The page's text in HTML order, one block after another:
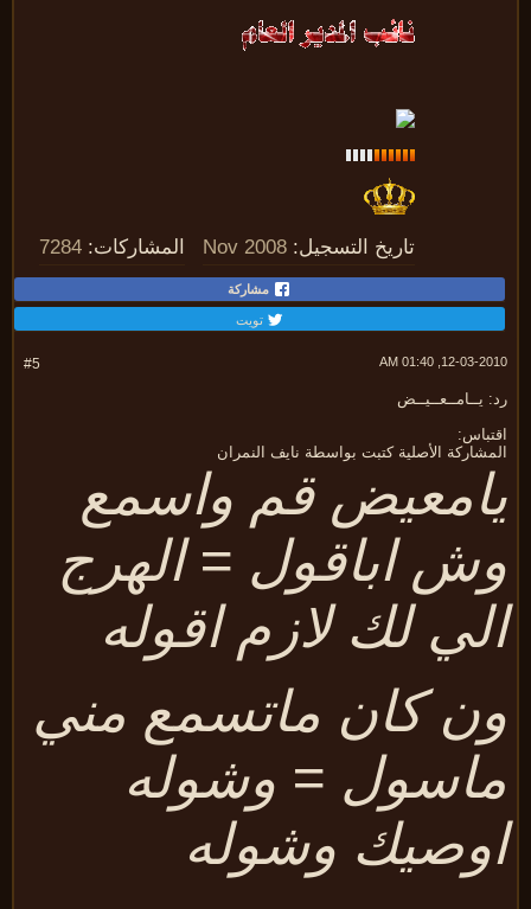
تاريخ التسجيل: Nov 2008 المشاركات: 7284
مشاركة
تويت
12-03-2010,
يــامــعــيــض
الأصلية كتبت بواسطة نايف النمران
قم واسمع
اباقول = الهرج
لك لازم اقوله
كان ماتسمع مني
= وشوله
وشوله